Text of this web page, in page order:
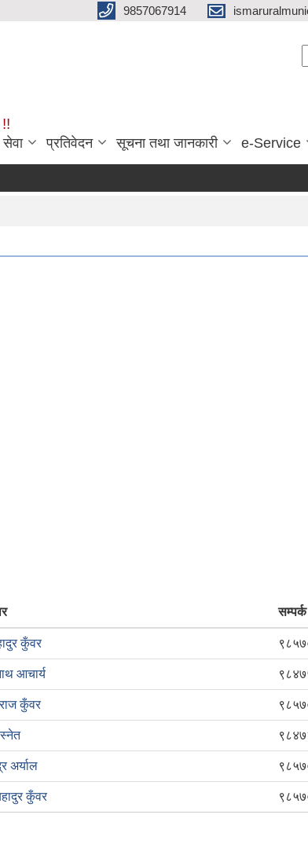
9857067914
प्रतिवेदन सूचना तथा जानकारी e-Service
कुँवर
आचार्य
कुँवर
अर्याल
कुँवर